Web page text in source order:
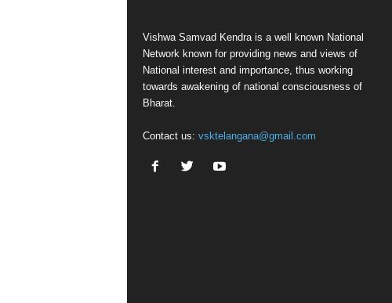
Vishwa Samvad Kendra is a well known National
Network known for providing news and views of
National interest and importance, thus working
towards awakening of national consciousness of
Bharat.
Contact us: vsktelangana@gmail.com